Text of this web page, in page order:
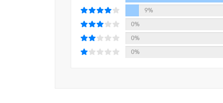
때문이었다. 손끝으로 몇 번 톡톡 두드리고 지
심지어 개그맨 변기수 씨는 20년 전 교통사고 후
쪼그려 앉는 기적 같은 장면을 보여주었다. 이 밖
보고도 믿기 힘들 정도였다. 더욱 놀라운 것은 저
누구나 쉽게 배워 바로 효과를 내는 톡톡 건강
9%
0%
0%
0%